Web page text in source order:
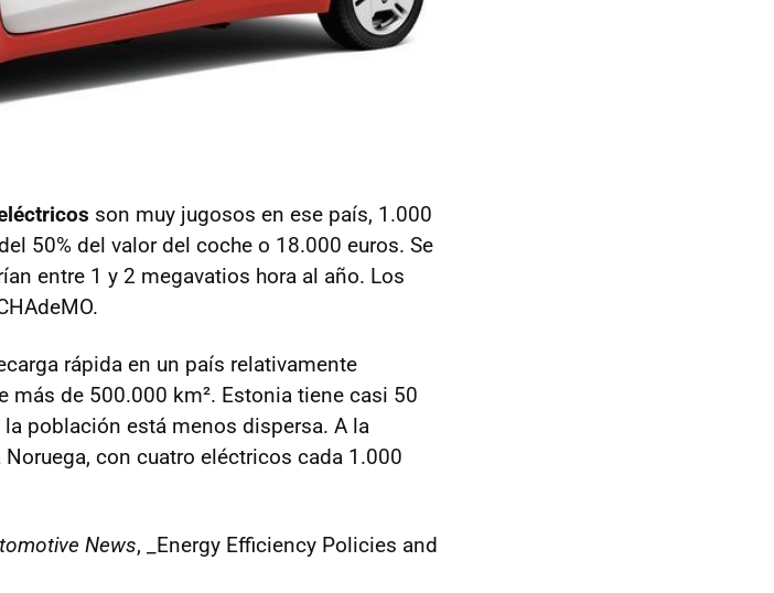
son muy jugosos en ese país, 1.000
50% del valor del coche o 18.000 euros. Se
entre 1 y 2 megavatios hora al año. Los
rápida en un país relativamente
más de 500.000 km². Estonia tiene casi 50
población está menos dispersa. A la
con cuatro eléctricos cada 1.000
News, _Energy Efficiency Policies and